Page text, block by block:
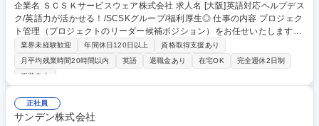
企業名 ＳＣＳＫサービスウェア株式会社 求人名 [大阪]英語対応ヘルプデス
ク/英語力が活かせる！/SCSKグループ/福利厚生◎ 仕事の内容 プロジェク
ト管理（プロジェクトのリーダー候補ポジション）をお任せいたします。
※顧客が外資系企業のため、英語対応が必要となります。 プロジェクト業
務・トラブル対応／各種課題解決等お任せします。 ■サービスデスク対応
■PCやスマートフォン、タブレット等のITデバイスや標準アプリサポー
応、インシデント管理、FAQや業務マニュアルによるプロアクティブな問
い合わせ抑制 ■IT機器運用支援 ■キッティング、マスターイメージ管理、
運用支援(調達支援／PC展開計画策定／マスター検証支援等）、IT資産管
業界未経験歓迎 年間休日120日以上
資格取得支援あり
月平均残業時間20時間以内
英語 退職金あり 在宅OK
完全週休2日制
服装自由
正社員
サンデン株式会社